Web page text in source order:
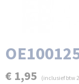
€ 1,95 (inclusief btw